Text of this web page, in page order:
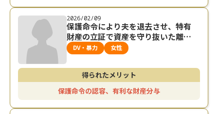
2026/02/09
保護命令により夫を退去させ、特有
財産の立証で資産を守り抜いた離婚
解決事例
DV・暴力 女性
得られたメリット
保護命令の認容、有利な財産分与